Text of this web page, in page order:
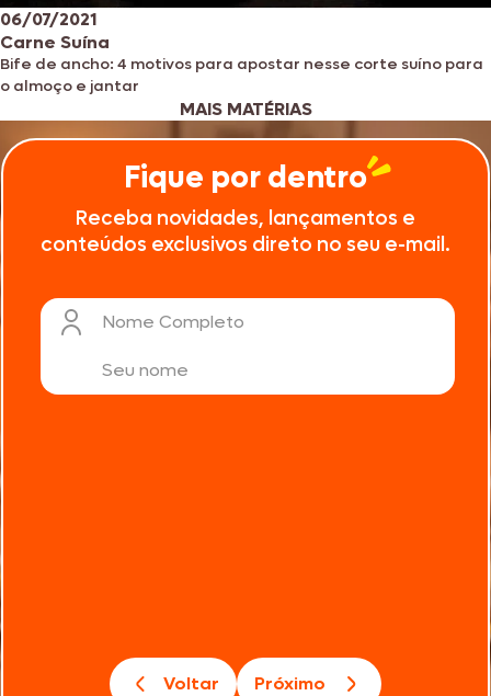
06/07/2021
Carne Suína
Bife de ancho: 4 motivos para apostar nesse corte suíno para
o almoço e jantar
MAIS MATÉRIAS
Fique por dentro
Receba novidades, lançamentos e
conteúdos exclusivos direto no seu e-mail.
Nome Completo
Voltar Próximo